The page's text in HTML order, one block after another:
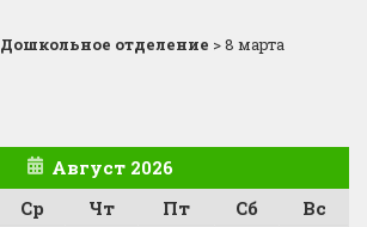
Дошкольное отделение >8 марта
Август 2026
Ср Чт Пт Сб
Вс